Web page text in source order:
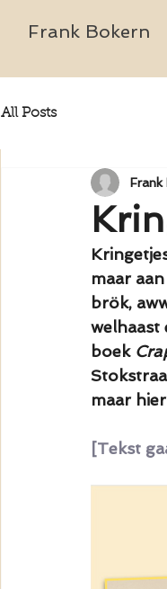
Frank Bokern
All Posts
Frank
maar
brök,
welhaast
boek
maar
[Tekst